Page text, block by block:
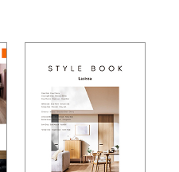
目次も検索 検 索
施工イメージ・アイデア集（6）
省エネ住宅関連（1）
カタログ一覧＆使い方（1）